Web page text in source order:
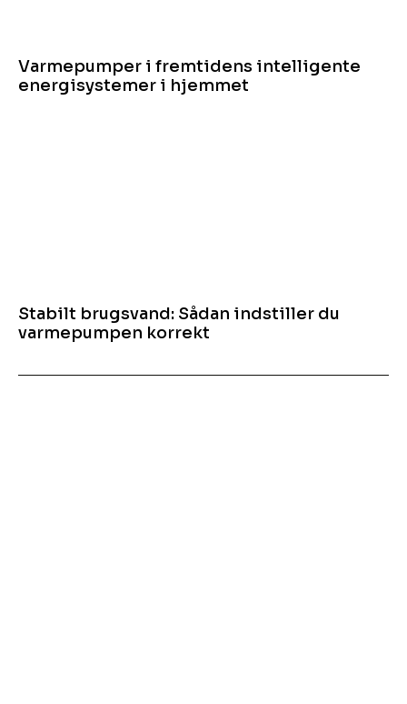
Varmepumper i fremtidens intelligente
energisystemer i hjemmet
Stabilt brugsvand: Sådan indstiller du
varmepumpen korrekt